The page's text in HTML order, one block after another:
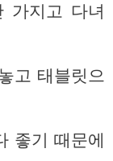
가지고 다녀
고 태블릿으
좋기 때문에